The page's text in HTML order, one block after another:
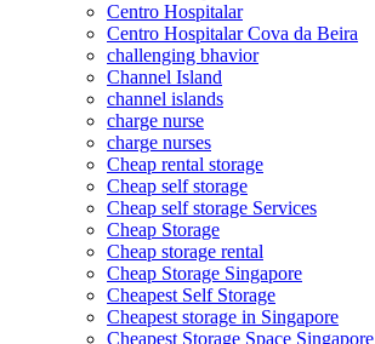
Centro Hospitalar
Centro Hospitalar Cova da Beira
challenging bhavior
Channel Island
channel islands
charge nurse
charge nurses
Cheap rental storage
Cheap self storage
Cheap self storage Services
Cheap Storage
Cheap storage rental
Cheap Storage Singapore
Cheapest Self Storage
Cheapest storage in Singapore
Cheapest Storage Space Singapore